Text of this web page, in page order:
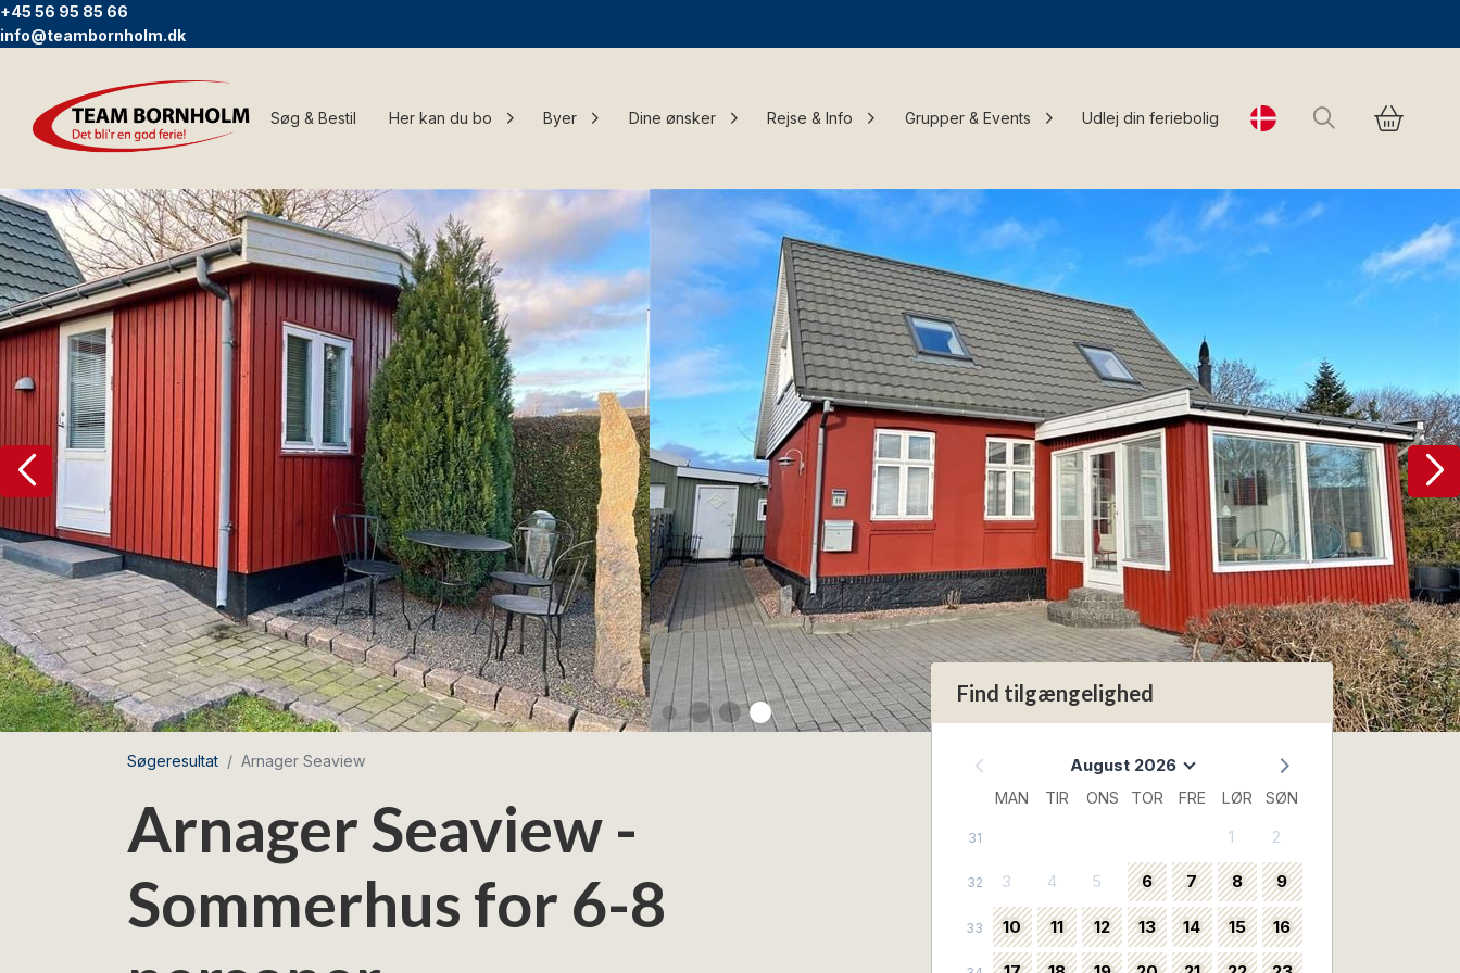
+45 56 95 85 66
info@teambornholm.dk
Søg & Bestil Her kan du bo Byer Dine ønsker Rejse & Info Grupper & Events Udlej din feriebolig Change language
Søg
Søgeresultat Arnager Seaview
Arnager Seaview -
Sommerhus for 6-8
Find tilgængelighed
August 2026
MAN TIR ONS TOR FRE LØR SØN
31 1 2
32 3 4 5 6 7 8 9
33 10 11 12 13 14 15 16